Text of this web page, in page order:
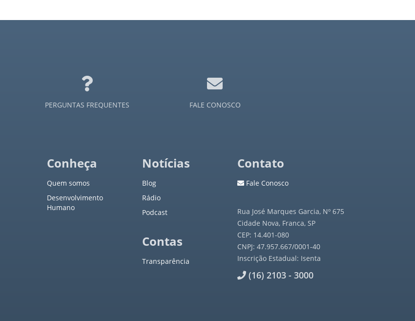
PERGUNTAS FREQUENTES FALE CONOSCO
Conheça
Quem somos
Desenvolvimento
Humano
Notícias
Blog
Rádio
Podcast
Contas
Transparência
Contato
Fale Conosco
Rua José Marques Garcia, Nº 675
Cidade Nova, Franca, SP
CEP: 14.401-080
CNPJ: 47.957.667/0001-40
Inscrição Estadual: Isenta
(16) 2103 - 3000